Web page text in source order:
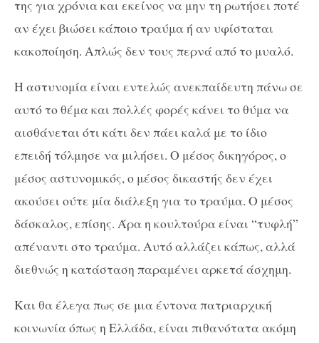
της για χρόνια και εκείνος να μην τη ρωτήσει ποτέ
αν έχει βιώσει κάποιο τραύμα ή αν υφίσταται
κακοποίηση. Απλώς δεν τους περνά από το μυαλό.
Η αστυνομία είναι εντελώς ανεκπαίδευτη πάνω σε
αυτό το θέμα και πολλές φορές κάνει το θύμα να
αισθάνεται ότι κάτι δεν πάει καλά με το ίδιο
επειδή τόλμησε να μιλήσει. Ο μέσος δικηγόρος, ο
μέσος αστυνομικός, ο μέσος δικαστής δεν έχει
ακούσει ούτε μία διάλεξη για το τραύμα. Ο μέσος
δάσκαλος, επίσης. Άρα η κουλτούρα είναι “τυφλή”
απέναντι στο τραύμα. Αυτό αλλάζει κάπως, αλλά
διεθνώς η κατάσταση παραμένει αρκετά άσχημη.
Και θα έλεγα πως σε μια έντονα πατριαρχική
κοινωνία όπως η Ελλάδα, είναι πιθανότατα ακόμη